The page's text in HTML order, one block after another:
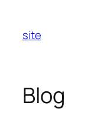
contenu
site
Blog